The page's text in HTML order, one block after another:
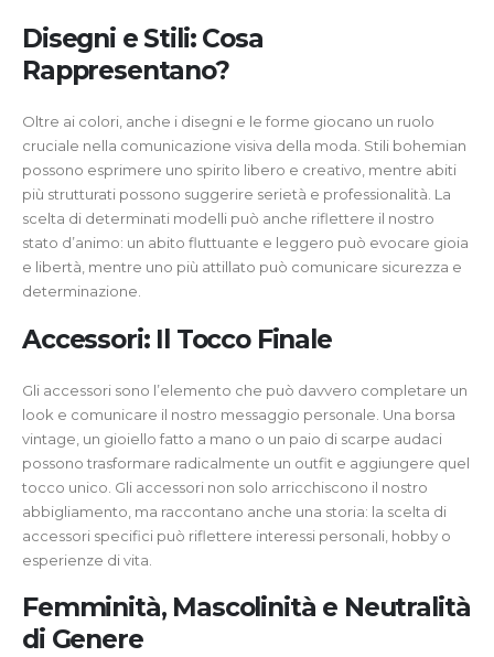
Disegni e Stili: Cosa
Rappresentano?
Oltre ai colori, anche i disegni e le forme giocano un ruolo
cruciale nella comunicazione visiva della moda. Stili bohemian
possono esprimere uno spirito libero e creativo, mentre abiti
più strutturati possono suggerire serietà e professionalità. La
scelta di determinati modelli può anche riflettere il nostro
stato d’animo: un abito fluttuante e leggero può evocare gioia
e libertà, mentre uno più attillato può comunicare sicurezza e
determinazione.
Accessori: Il Tocco Finale
Gli accessori sono l’elemento che può davvero completare un
look e comunicare il nostro messaggio personale. Una borsa
vintage, un gioiello fatto a mano o un paio di scarpe audaci
possono trasformare radicalmente un outfit e aggiungere quel
tocco unico. Gli accessori non solo arricchiscono il nostro
abbigliamento, ma raccontano anche una storia: la scelta di
accessori specifici può riflettere interessi personali, hobby o
esperienze di vita.
Femminità, Mascolinità e Neutralità
di Genere